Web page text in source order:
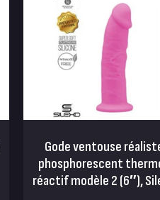
Gode ventouse
phosphorescent
réactif modèle 2 (6″),